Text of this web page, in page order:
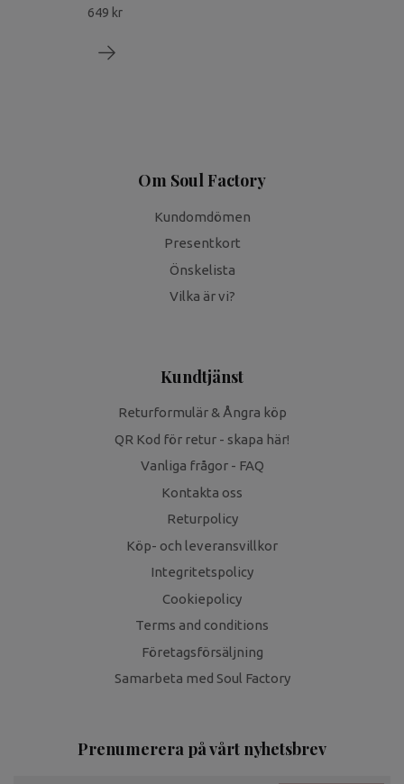
649 kr
Om Soul Factory
Kundomdömen
Presentkort
Önskelista
Vilka är vi?
Kundtjänst
Returformulär & Ångra köp
QR Kod för retur - skapa här!
Vanliga frågor - FAQ
Kontakta oss
Returpolicy
Köp- och leveransvillkor
Integritetspolicy
Cookiepolicy
Terms and conditions
Företagsförsäljning
Samarbeta med Soul Factory
Prenumerera på vårt nyhetsbrev